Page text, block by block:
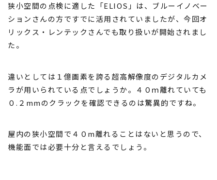
狭小空間の点検に適した「ELIOS」は、ブルーイノベー
ションさんの方ですでに活用されていましたが、今回オ
リックス・レンテックさんでも取り扱いが開始されまし
た。
違いとしては１億画素を誇る超高解像度のデジタルカメ
ラが用いられている点でしょうか。４０ｍ離れていても
０.２mmのクラックを確認できるのは驚異的ですね。
屋内の狭小空間で４０m離れることはないと思うので、
機能面では必要十分と言えるでしょう。